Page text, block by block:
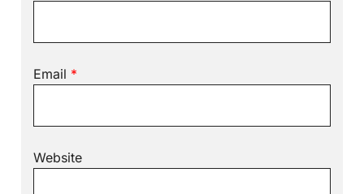
Email *
Website